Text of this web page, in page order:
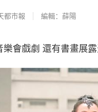
都市報 編輯：薛陽
戲劇 還有書畫展露